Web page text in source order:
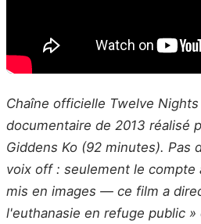
Chaîne officielle Twelve
documentaire de 2013 réalisé
Giddens Ko (92 minutes). Pas
voix off : seulement le compte
mis en images — ce film a
l'euthanasie en refuge public